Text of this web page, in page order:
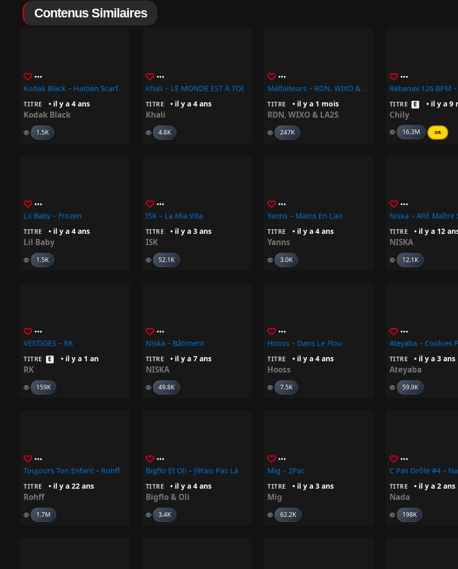
Contenus Similaires
Kodak Black – Haitian Scarface
TITRE • il y a 4 ans
Kodak Black
1.5K
Khali – LE MONDE EST À TOI
TITRE • il y a 4 ans
Khali
4.6K
Malfaiteurs – RDN, WIXO & LA2S
TITRE • il y a 1 mois
RDN, WIXO & LA2S
247K
Rebanav 126 BPM
TITRE E • il y a 9
Chily
16.3M OR
Lil Baby – Frozen
TITRE • il y a 4 ans
Lil Baby
1.5K
ISK – La Mia Vita
TITRE • il y a 3 ans
ISK
52.1K
Yanns – Mains En L’air
TITRE • il y a 4 ans
Yanns
3.0K
Niska – Allô Maître
TITRE • il y a 12
NISKA
12.1K
VESTIGES – RK
TITRE E • il y a 1 an
RK
159K
Niska – Bâtiment
TITRE • il y a 7 ans
NISKA
49.8K
Hooss – Dans Le Flou
TITRE • il y a 4 ans
Hooss
7.5K
Ateyaba – Cookies
TITRE • il y a 3 ans
Ateyaba
59.9K
Toujours Ton Enfant – Rohff
TITRE • il y a 22 ans
Rohff
1.7M
Bigflo Et Oli – J’étais Pas Là
TITRE • il y a 4 ans
Bigflo & Oli
3.4K
Mig – 2Pac
TITRE • il y a 3 ans
Mig
62.2K
C Pas Drôle #4 –
TITRE • il y a 2 ans
Nada
198K